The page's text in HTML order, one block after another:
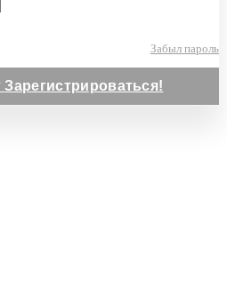
Забыл пароль
Зарегистрироваться!